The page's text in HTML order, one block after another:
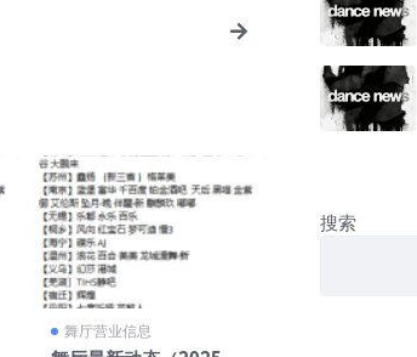
舞厅营业信息
搜索